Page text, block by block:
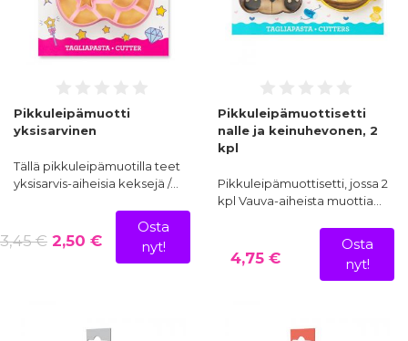
Pikkuleipämuotti
yksisarvinen
Tällä pikkuleipämuotilla teet
yksisarvis-aiheisia keksejä /…
3,45 € 2,50 €
Osta
nyt!
Pikkuleipämuottisetti
nalle ja keinuhevonen, 2
kpl
Pikkuleipämuottisetti, jossa 2
kpl Vauva-aiheista muottia…
4,75 €
Osta
nyt!